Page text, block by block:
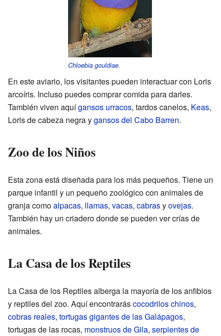
Chloebia gouldiae.
En este aviario, los visitantes pueden interactuar con Loris
arcoíris. Incluso puedes comprar comida para darles.
También viven aquígansos urracos, tardos canelos, Keas,
Loris de cabeza negra ygansos del Cabo Barren.
Zoo de los Niños
Esta zona está diseñada para los más pequeños. Tiene un
parque infantil y un pequeño zoológico con animales de
granja comoalpacas, llamas, vacas, cabrasyovejas.
También hay un criadero donde se pueden ver crías de
animales.
La Casa de los Reptiles
La Casa de los Reptiles alberga la mayoría de los anfibios
y reptiles del zoo. Aquí encontraráscocodrilos chinos,
cobras reales, tortugas gigantes de las Galápagos,
tortugas de las rocas, monstruos de Gila, serpientes de